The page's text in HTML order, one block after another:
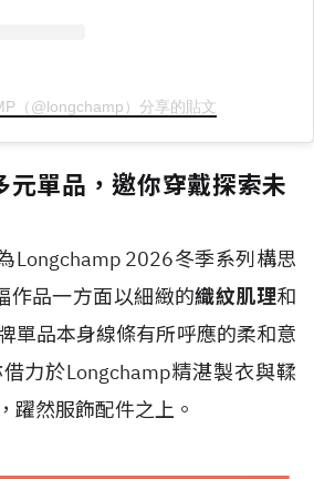
（@longchamp）分享的貼文
元單品，邀你穿戴探索未
Longchamp 2026冬季系列構思
作品一方面以細緻的織紋肌理和
單品本身線條有所呼應的柔和意
力於Longchamp精湛製衣與鞣
躍然服飾配件之上。